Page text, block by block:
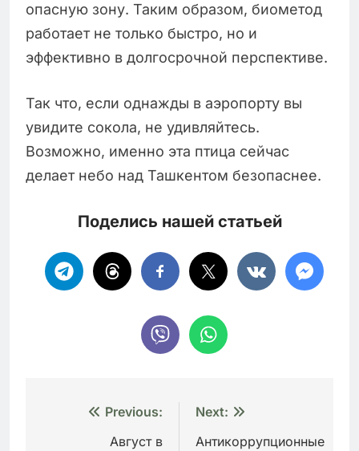
опасную зону. Таким образом, биометод
работает не только быстро, но и
эффективно в долгосрочной перспективе.
Так что, если однажды в аэропорту вы
увидите сокола, не удивляйтесь.
Возможно, именно эта птица сейчас
делает небо над Ташкентом безопаснее.
Поделись нашей статьей
Навигация
Previous:
Август в
Next:
Антикоррупционные